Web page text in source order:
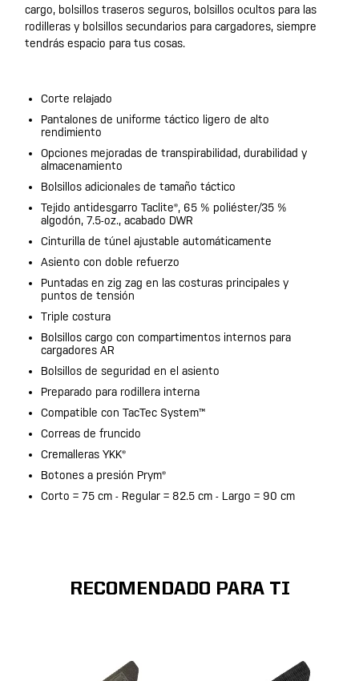
cargo, bolsillos traseros seguros, bolsillos ocultos para las
rodilleras y bolsillos secundarios para cargadores, siempre
tendrás espacio para tus cosas.
Corte relajado
Pantalones de uniforme táctico ligero de alto
rendimiento
Opciones mejoradas de transpirabilidad, durabilidad y
almacenamiento
Bolsillos adicionales de tamaño táctico
Tejido antidesgarro Taclite®, 65 % poliéster/35 %
algodón, 7.5-oz., acabado DWR
Cinturilla de túnel ajustable automáticamente
Asiento con doble refuerzo
Puntadas en zig zag en las costuras principales y
puntos de tensión
Triple costura
Bolsillos cargo con compartimentos internos para
cargadores AR
Bolsillos de seguridad en el asiento
Preparado para rodillera interna
Compatible con TacTec System™
Correas de fruncido
Cremalleras YKK®
Botones a presión Prym®
Corto = 75 cm - Regular = 82.5 cm - Largo = 90 cm
RECOMENDADO PARA TI